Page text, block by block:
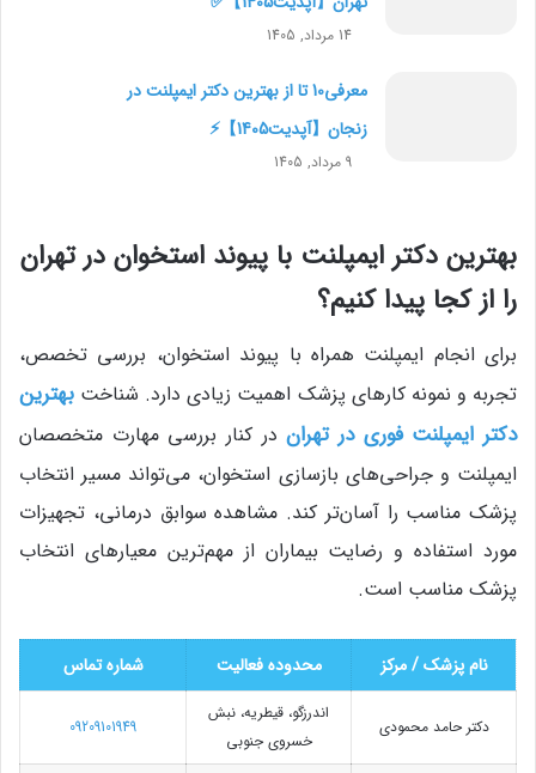
14 مرداد, 1405
معرفی10 تا از بهترین دکتر ایمپلنت در
زنجان【آپدیت1405】⚡
9 مرداد, 1405
بهترین دکتر ایمپلنت با پیوند استخوان در تهران
را از کجا پیدا کنیم؟
برای انجام ایمپلنت همراه با پیوند استخوان، بررسی تخصص،
تجربه و نمونه کارهای پزشک اهمیت زیادی دارد. شناخت بهترین
دکتر ایمپلنت فوری در تهراندر کنار بررسی مهارت متخصصان
ایمپلنت و جراحی‌های بازسازی استخوان، می‌تواند مسیر انتخاب
پزشک مناسب را آسان‌تر کند. مشاهده سوابق درمانی، تجهیزات
مورد استفاده و رضایت بیماران از مهم‌ترین معیارهای انتخاب
پزشک مناسب است.
نام پزشک / مرکز محدوده فعالیت شماره تماس
دکتر حامد محمودی
اندرزگو، قیطریه، نبش
خسروی جنوبی
09209101949